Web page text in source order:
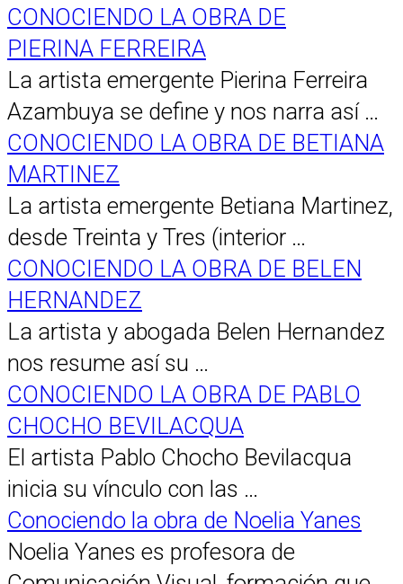
CONOCIENDO LA OBRA DE
PIERINA FERREIRA
La artista emergente Pierina Ferreira
Azambuya se define y nos narra así …
CONOCIENDO LA OBRA DE BETIANA
MARTINEZ
La artista emergente Betiana Martinez,
desde Treinta y Tres (interior …
CONOCIENDO LA OBRA DE BELEN
HERNANDEZ
La artista y abogada Belen Hernandez
nos resume así su …
CONOCIENDO LA OBRA DE PABLO
CHOCHO BEVILACQUA
El artista Pablo Chocho Bevilacqua
inicia su vínculo con las …
Conociendo la obra de Noelia Yanes
Noelia Yanes es profesora de